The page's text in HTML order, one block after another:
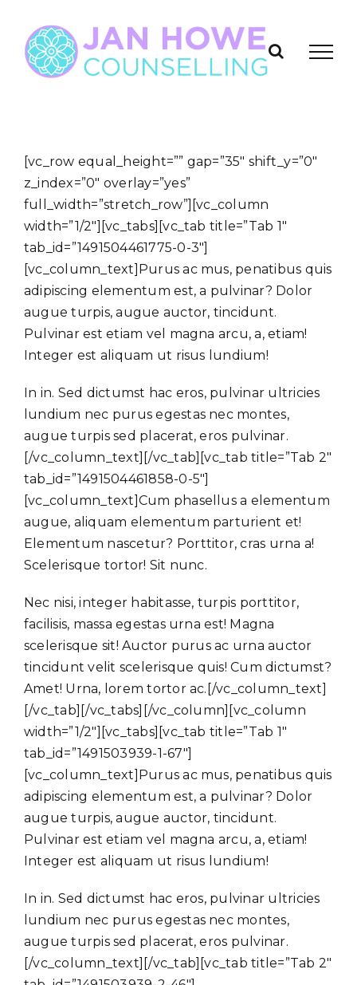
content
[vc_row equal_height=”” gap=”35″ shift_y=”0″
z_index=”0″ overlay=”yes”
full_width=”stretch_row”][vc_column
width=”1/2″][vc_tabs][vc_tab title=”Tab 1″
tab_id=”1491504461775-0-3″]
[vc_column_text]Purus ac mus, penatibus quis
adipiscing elementum est, a pulvinar? Dolor
augue turpis, augue auctor, tincidunt.
Pulvinar est etiam vel magna arcu, a, etiam!
Integer est aliquam ut risus lundium!
In in. Sed dictumst hac eros, pulvinar ultricies
lundium nec purus egestas nec montes,
augue turpis sed placerat, eros pulvinar.
[/vc_column_text][/vc_tab][vc_tab title=”Tab 2″
tab_id=”1491504461858-0-5″]
[vc_column_text]Cum phasellus a elementum
augue, aliquam elementum parturient et!
Elementum nascetur? Porttitor, cras urna a!
Scelerisque tortor! Sit nunc.
Nec nisi, integer habitasse, turpis porttitor,
facilisis, massa egestas urna est! Magna
scelerisque sit! Auctor purus ac urna auctor
tincidunt velit scelerisque quis! Cum dictumst?
Amet! Urna, lorem tortor ac.[/vc_column_text]
[/vc_tab][/vc_tabs][/vc_column][vc_column
width=”1/2″][vc_tabs][vc_tab title=”Tab 1″
tab_id=”1491503939-1-67″]
[vc_column_text]Purus ac mus, penatibus quis
adipiscing elementum est, a pulvinar? Dolor
augue turpis, augue auctor, tincidunt.
Pulvinar est etiam vel magna arcu, a, etiam!
Integer est aliquam ut risus lundium!
In in. Sed dictumst hac eros, pulvinar ultricies
lundium nec purus egestas nec montes,
augue turpis sed placerat, eros pulvinar.
[/vc_column_text][/vc_tab][vc_tab title=”Tab 2″